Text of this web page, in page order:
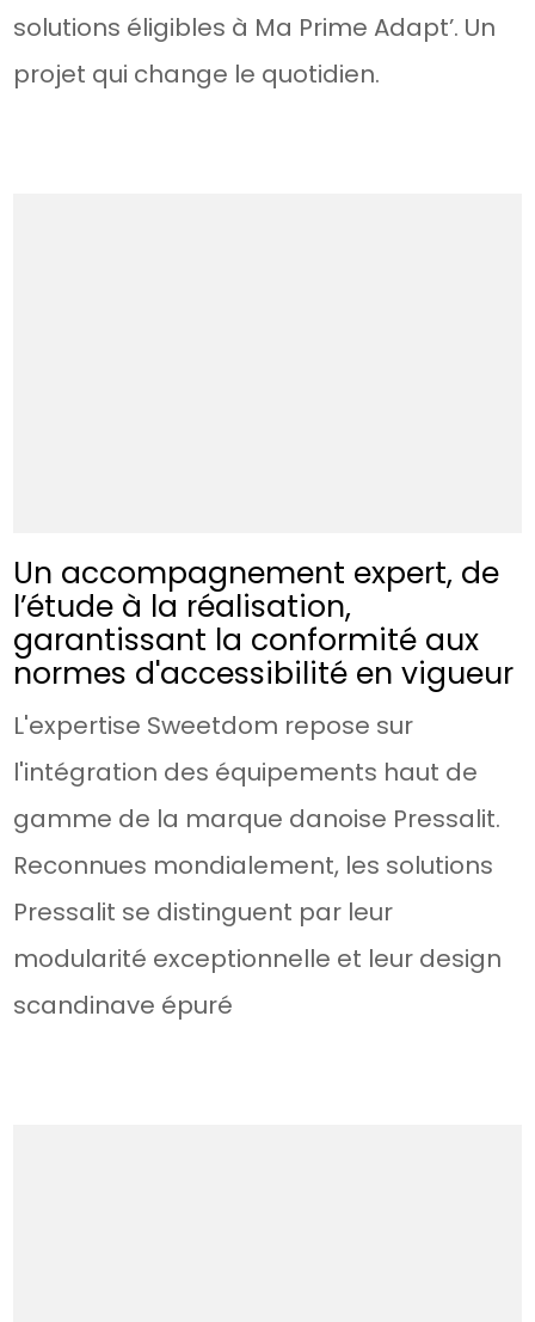
solutions éligibles à Ma Prime Adapt’. Un
projet qui change le quotidien.
Un accompagnement expert, de
l’étude à la réalisation,
garantissant la conformité aux
normes d'accessibilité en vigueur
L'expertise Sweetdom repose sur
l'intégration des équipements haut de
gamme de la marque danoise Pressalit.
Reconnues mondialement, les solutions
Pressalit se distinguent par leur
modularité exceptionnelle et leur design
scandinave épuré